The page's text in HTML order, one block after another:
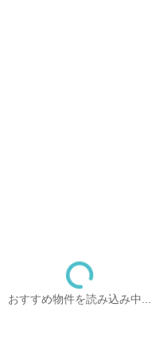
おすすめ物件を読み込み中...